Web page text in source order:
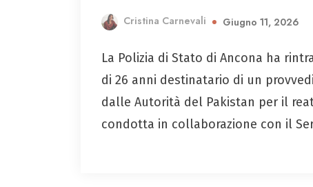
Cristina Carnevali Giugno 11, 2026
La Polizia di Stato di Ancona ha
di 26 anni destinatario di un
dalle Autorità del Pakistan per il
condotta in collaborazione con il